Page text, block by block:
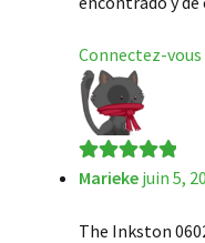
Connectez-
Note5sur 5
Marieke juin 5,
The Inkston